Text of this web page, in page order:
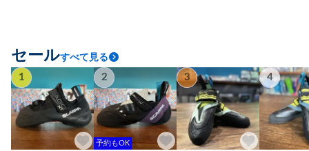
セールすべて見る
1 2
予約もOK
3 4